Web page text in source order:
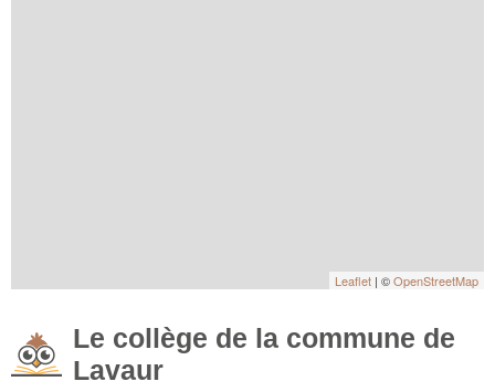
Leaflet | ©OpenStreetMap
Le collège de la commune de
Lavaur